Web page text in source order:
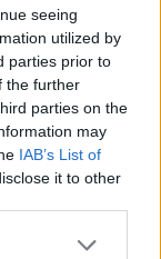
seeing
utilized by
parties prior to
the further
parties on the
may
IAB’s List of
it to other